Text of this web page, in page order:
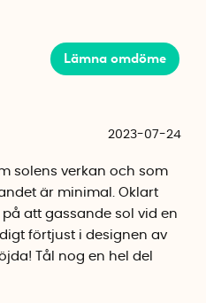
UV-kläder och
in tavlan med solkräm.
du att det är dags att
flera gånger. Ett
slitage och hur mycket
att justera med tre olika
som ett ID-band
allergier med en
Lämna omdöme
2023-07-24
solens verkan och som
är minimal. Oklart
att gassande sol vid en
förtjust i designen av
Tål nog en hel del